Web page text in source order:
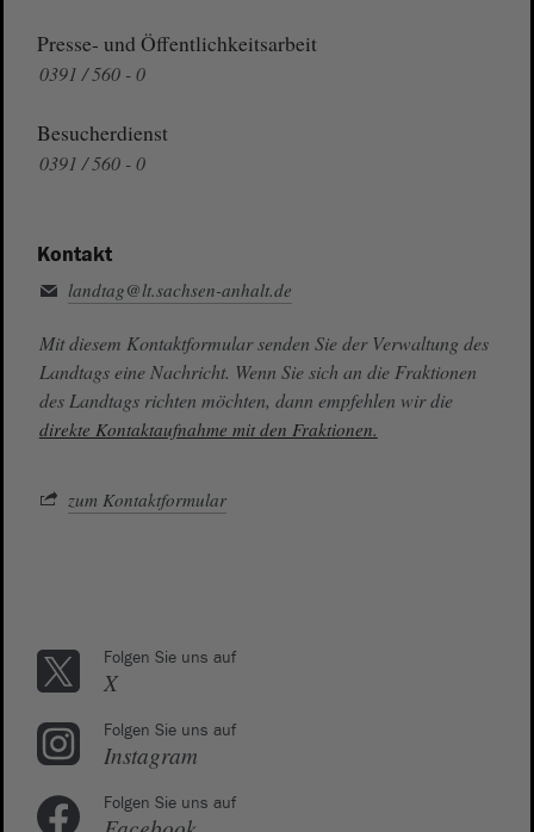
Presse- und Öffentlichkeitsarbeit
0391 / 560 - 0
Besucherdienst
0391 / 560 - 0
Kontakt
landtag@lt.sachsen-anhalt.de
Mit diesem Kontaktformular senden Sie der Verwaltung des
Landtags eine Nachricht. Wenn Sie sich an die Fraktionen
des Landtags richten möchten, dann empfehlen wir die
direkte Kontaktaufnahme mit den Fraktionen.
zum Kontaktformular
Folgen Sie uns auf
X
Folgen Sie uns auf
Instagram
Folgen Sie uns auf